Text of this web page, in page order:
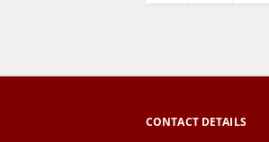
CONTACT DETAILS